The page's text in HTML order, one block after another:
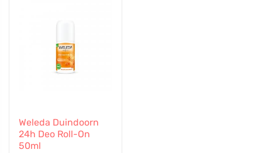
Weleda Duindoorn
24h Deo Roll-On
50ml